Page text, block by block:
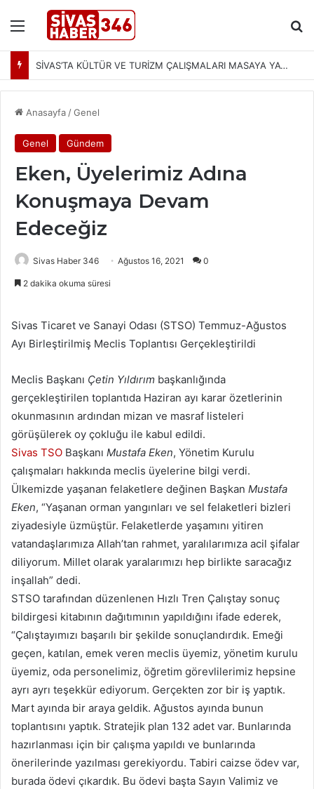
Menü
SİVAS’TA KÜLTÜR VE TURİZM ÇALIŞMALARI MASAYA YATIRILDI: YENİ PROJELER YOLDA
Anasayfa /Genel
Genel Gündem
Eken, Üyelerimiz Adına
Konuşmaya Devam
Edeceğiz
Sivas Haber 346 Ağustos 16, 2021 0
2 dakika okuma süresi
Sivas Ticaret ve Sanayi Odası (STSO) Temmuz-Ağustos
Ayı Birleştirilmiş Meclis Toplantısı Gerçekleştirildi
Meclis Başkanı Çetin Yıldırım başkanlığında
gerçekleştirilen toplantıda Haziran ayı karar özetlerinin
okunmasının ardından mizan ve masraf listeleri
görüşülerek oy çokluğu ile kabul edildi.
Sivas TSO Başkanı Mustafa Eken, Yönetim Kurulu
çalışmaları hakkında meclis üyelerine bilgi verdi.
Ülkemizde yaşanan felaketlere değinen Başkan Mustafa
Eken, “Yaşanan orman yangınları ve sel felaketleri bizleri
ziyadesiyle üzmüştür. Felaketlerde yaşamını yitiren
vatandaşlarımıza Allah’tan rahmet, yaralılarımıza acil şifalar
diliyorum. Millet olarak yaralarımızı hep birlikte saracağız
inşallah” dedi.
STSO tarafından düzenlenen Hızlı Tren Çalıştay sonuç
bildirgesi kitabının dağıtımının yapıldığını ifade ederek,
“Çalıştayımızı başarılı bir şekilde sonuçlandırdık. Emeği
geçen, katılan, emek veren meclis üyemiz, yönetim kurulu
üyemiz, oda personelimiz, öğretim görevlilerimiz hepsine
ayrı ayrı teşekkür ediyorum. Gerçekten zor bir iş yaptık.
Mart ayında bir araya geldik. Ağustos ayında bunun
toplantısını yaptık. Stratejik plan 132 adet var. Bunlarında
hazırlanması için bir çalışma yapıldı ve bunlarında
önerilerinde yazılması gerekiyordu. Tabiri caizse ödev var,
burada ödevi çıkardık. Bu ödevi başta Sayın Valimiz ve